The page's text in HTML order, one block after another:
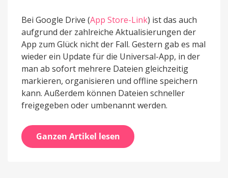
Bei Google Drive (App Store-Link) ist das auch
aufgrund der zahlreiche Aktualisierungen der
App zum Glück nicht der Fall. Gestern gab es mal
wieder ein Update für die Universal-App, in der
man ab sofort mehrere Dateien gleichzeitig
markieren, organisieren und offline speichern
kann. Außerdem können Dateien schneller
freigegeben oder umbenannt werden.
Ganzen Artikel lesen